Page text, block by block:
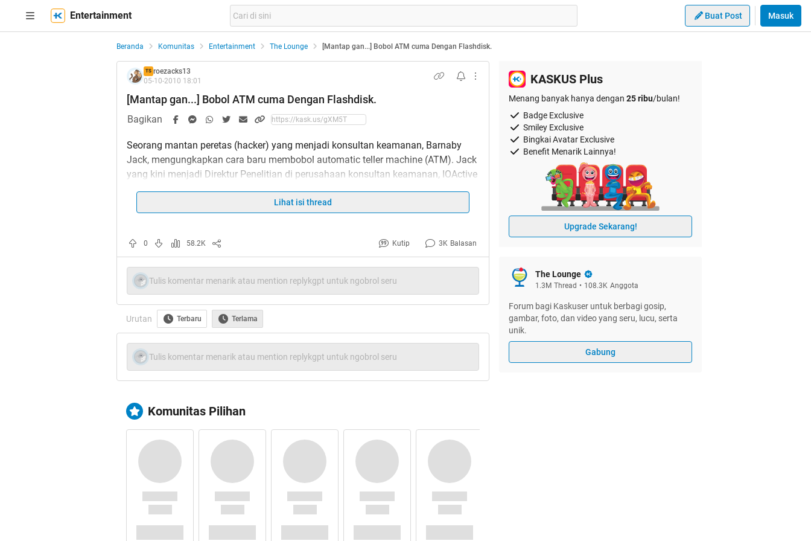
Entertainment Buat Post Masuk
Beranda Komunitas Entertainment The Lounge [Mantap gan...] Bobol ATM cuma Dengan Flashdisk.
TS roezacks13
05-10-2010 18:01
[Mantap gan...] Bobol ATM cuma Dengan Flashdisk.
Bagikan
Seorang mantan peretas (hacker) yang menjadi konsultan keamanan, Barnaby
Jack, mengungkapkan cara baru membobol automatic teller machine (ATM). Jack
yang kini menjadi Direktur Penelitian di perusahaan konsultan keamanan, IOActive
Labs, memamerkan teknik membobol ATM dalam acara pertemuan tahunan para
hacker, Black Hat, di Las Vegas, Rabu (28/7).
(ATM) yang dari luar tampak tak bisa ditembus," kata Jack di depan audiens
Jack mengaku menghabiskan lebih dari satu tahun untuk belajar merusak dan
membobol mesin ATM yang sering ditemui di pompa-pompa bensin, bar dan
perusahaan ritel.
Seperti dikutip dari REUTERS, kemarin, Demi mengetahui seluk-beluk ATM, Jack
sampai membeli sendiri mesin ATM melalui internet. Pada konferensi tahunan
Black Hat itu, Jack menunjukkan bagaimana ia meng-upload perangkat lunak
Setelah menjangkiti mesin ATM, software Dillinger akan mendekati dan
menginstruksikan mesin untuk mulai mengeluarkan uang tunai. Nama Dillinger
Sementara software untuk ATM itu buatan perusahaan Tranax Technologies.
Jack menggunakan kunci yang tersedia di internet untuk membuka kotak ATM
yang dilindungi Triton System. Kemudian dengan memasukkan flask disk berisi
software Dillinger ke slot USB, maka akan memaksa ATM memuntahkan seluruh
Lihat isi thread
0 58.2K Kutip 3K Balasan
Tulis komentar menarik atau mention replykgpt untuk ngobrol seru
Urutan Terbaru Terlama
Tulis komentar menarik atau mention replykgpt untuk ngobrol seru
Komunitas Pilihan
KASKUS Plus
Menang banyak hanya dengan 25 ribu/bulan!
Badge Exclusive
Smiley Exclusive
Bingkai Avatar Exclusive
Benefit Menarik Lainnya!
Upgrade Sekarang!
The Lounge
1.3M Thread • 108.3K Anggota
Forum bagi Kaskuser untuk berbagi gosip,
gambar, foto, dan video yang seru, lucu, serta
unik.
Gabung